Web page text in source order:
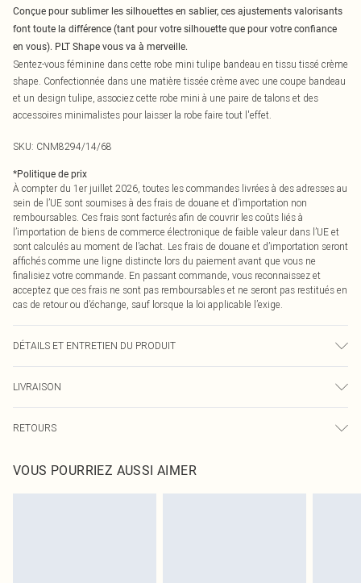
Conçue pour sublimer les silhouettes en sablier, ces ajustements valorisants
font toute la différence (tant pour votre silhouette que pour votre confiance
en vous). PLT Shape vous va à merveille.
Sentez-vous féminine dans cette robe mini tulipe bandeau en tissu tissé crème
shape. Confectionnée dans une matière tissée crème avec une coupe bandeau
et un design tulipe, associez cette robe mini à une paire de talons et des
accessoires minimalistes pour laisser la robe faire tout l'effet.
SKU: CNM8294/14/68
*Politique de prix
À compter du 1er juillet 2026, toutes les commandes livrées à des adresses au
sein de l’UE sont soumises à des frais de douane et d’importation non
remboursables. Ces frais sont facturés afin de couvrir les coûts liés à
l’importation de biens de commerce électronique de faible valeur dans l’UE et
sont calculés au moment de l’achat. Les frais de douane et d’importation seront
affichés comme une ligne distincte lors du paiement avant que vous ne
finalisiez votre commande. En passant commande, vous reconnaissez et
acceptez que ces frais ne sont pas remboursables et ne seront pas restitués en
cas de retour ou d’échange, sauf lorsque la loi applicable l’exige.
DÉTAILS ET ENTRETIEN DU PRODUIT
tissu utilisé, des transferts de couleur peuvent se produire.
LIVRAISON
Livraison express France
Jusqu'à 2-3 jours ouvrables
RETOURS
pour nous retourner un article.
Veuillez noter que nous ne pouvons pas rembourser les masques tendance, les
VOUS POURRIEZ AUSSI AIMER